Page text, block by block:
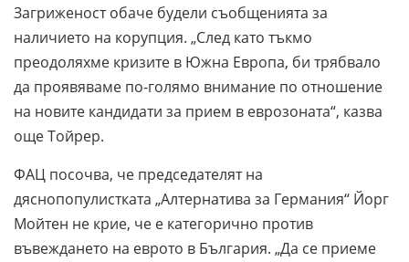
Загриженост обаче будели съобщенията за
наличието на корупция. „След като тъкмо
преодоляхме кризите в Южна Европа, би трябвало
да проявяваме по-голямо внимание по отношение
на новите кандидати за прием в еврозоната“, казва
още Тойрер.
ФАЦ посочва, че председателят на
дяснопопулистката „Алтернатива за Германия“ Йорг
Мойтен не крие, че е категорично против
въвеждането на еврото в България. „Да се приеме